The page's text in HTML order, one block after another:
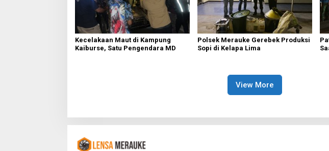
Kecelakaan Maut di Kampung
Kaiburse, Satu Pengendara MD
Polsek Merauke Gerebek Produksi
Sopi di Kelapa Lima
View More